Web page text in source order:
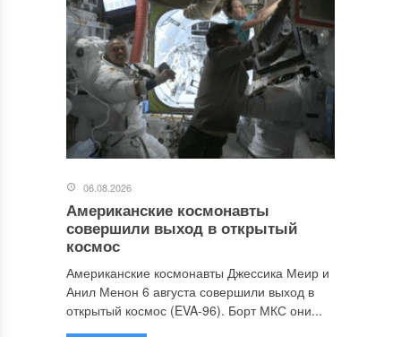
06.08.2026
Американские космонавты
совершили выход в открытый
космос
Американские космонавты Джессика Меир и
Анил Менон 6 августа совершили выход в
открытый космос (EVA-96). Борт МКС они...